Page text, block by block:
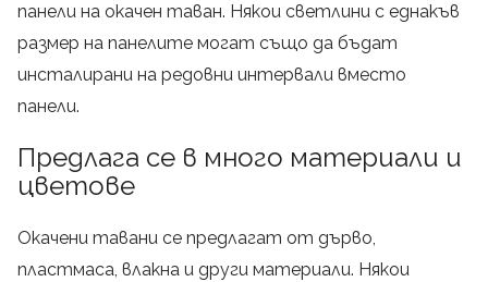
панели на окачен таван. Някои светлини с еднакъв
размер на панелите могат също да бъдат
инсталирани на редовни интервали вместо
панели.
Предлага се в много материали и
цветове
Окачени тавани се предлагат от дърво,
пластмаса, влакна и други материали. Някои